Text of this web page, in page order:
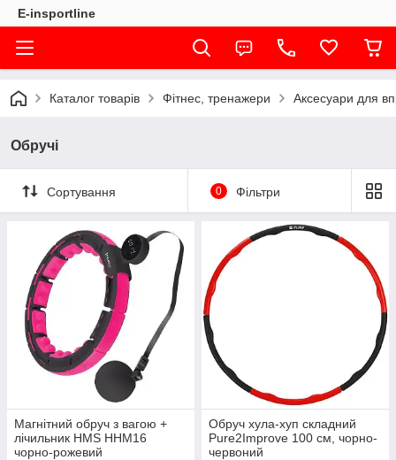
E-insportline
Каталог товарів Фітнес, тренажери Аксесуари для
Обручі
Сортування 0 Фільтри
Магнітний обруч з вагою +
лічильник HMS HHM16
чорно-рожевий
Обруч хула-хуп складний
Pure2Improve 100 cм, чорно-
червоний